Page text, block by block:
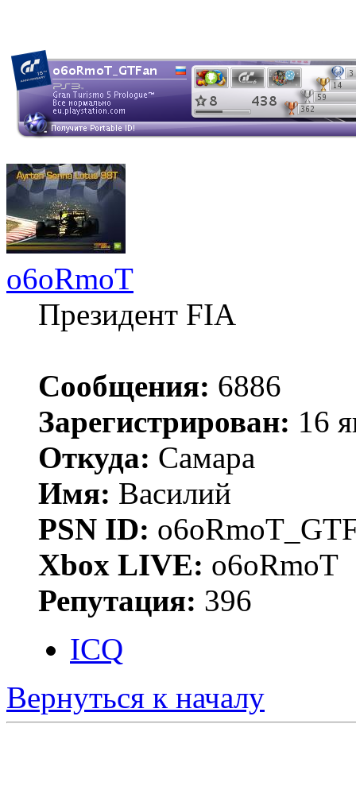
o6oRmoT
Президент FIA
Сообщения: 6886
Зарегистрирован: 16
Откуда: Самара
Имя: Василий
PSN ID:
Xbox LIVE: o6oRmoT
Репутация: 396
ICQ
Вернуться к началу